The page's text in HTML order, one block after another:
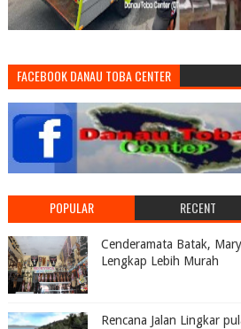
FACEBOOK DANAU TOBA CENTER
POPULAR RECENT
Cenderamata Batak,
Lengkap Lebih Murah
Rencana Jalan Lingkar